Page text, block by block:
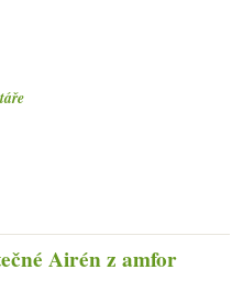
Airén z amfor